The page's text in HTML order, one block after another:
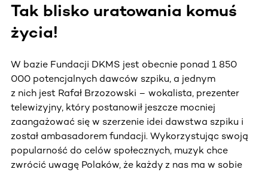
Tak blisko uratowania komuś
życia!
W bazie Fundacji DKMS jest obecnie ponad 1 850
000 potencjalnych dawców szpiku, a jednym
z nich jest Rafał Brzozowski – wokalista, prezenter
telewizyjny, który postanowił jeszcze mocniej
zaangażować się w szerzenie idei dawstwa szpiku i
został ambasadorem fundacji. Wykorzystując swoją
popularność do celów społecznych, muzyk chce
zwrócić uwagę Polaków, że każdy z nas ma w sobie